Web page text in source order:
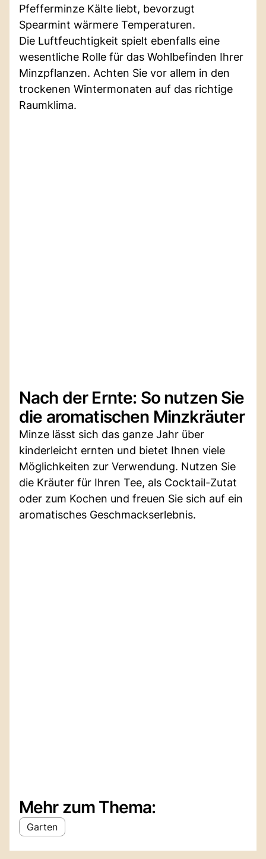
Pfefferminze Kälte liebt, bevorzugt
Spearmint wärmere Temperaturen.
Die Luftfeuchtigkeit spielt ebenfalls eine
wesentliche Rolle für das Wohlbefinden Ihrer
Minzpflanzen. Achten Sie vor allem in den
trockenen Wintermonaten auf das richtige
Raumklima.
Nach der Ernte: So nutzen Sie
die aromatischen Minzkräuter
Minze lässt sich das ganze Jahr über
kinderleicht ernten und bietet Ihnen viele
Möglichkeiten zur Verwendung. Nutzen Sie
die Kräuter für Ihren Tee, als Cocktail-Zutat
oder zum Kochen und freuen Sie sich auf ein
aromatisches Geschmackserlebnis.
Mehr zum Thema:
Garten